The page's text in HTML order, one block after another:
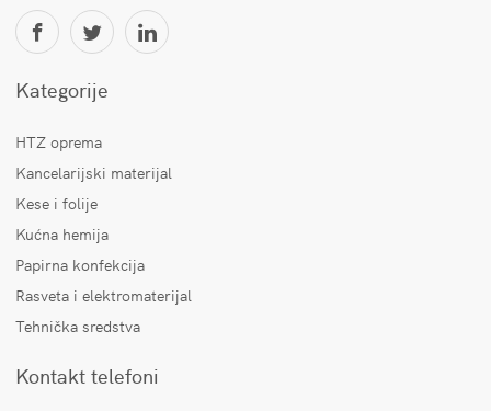
Kategorije
HTZ oprema
Kancelarijski materijal
Kese i folije
Kućna hemija
Papirna konfekcija
Rasveta i elektromaterijal
Tehnička sredstva
Kontakt telefoni